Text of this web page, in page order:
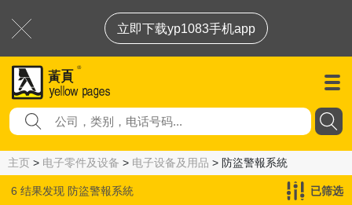
立即下载yp1083手机app
主页 > 电子零件及设备 > 电子设备及用品 > 防盜警報系統
6 结果发现 防盜警報系統 已筛选